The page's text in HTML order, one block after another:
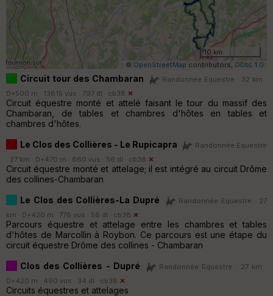
10 km
© OpenStreetMap contributors, ODbL 1.0
Circuit tour des Chambaran
Randonnée Equestre · 32 km ·
D+500 m · 13815 vus · 797 dl · cb38
Circuit équestre monté et attelé faisant le tour du massif des
Chambaran, de tables et chambres d'hôtes en tables et
chambres d'hôtes.
Le Clos des Collières - Le Rupicapra
Randonnée Equestre
· 27 km · D+470 m · 660 vus · 56 dl · cb38
Circuit équestre monté et attelage; il est intégré au circuit Drôme
des collines-Chambaran
Le Clos des Collières-La Dupré
Randonnée Equestre · 27
km · D+420 m · 776 vus · 56 dl · cb38
Parcours équestre et attelage entre les chambres et tables
d'hôtes de Marcollin à Roybon. Ce parcours est une étape du
circuit équestre Drôme des collines - Chambaran
Clos des Collières - Dupré
Randonnée Equestre · 27 km ·
D+420 m · 490 vus · 34 dl · cb38
Circuits équestres et attelages